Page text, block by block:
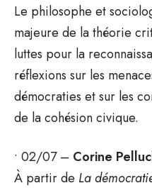
Le philosophe et
majeure de la théorie
luttes pour la
réflexions sur les
démocraties et sur les
de la cohésion civique.
• 02/07 – Corine
À partir de La